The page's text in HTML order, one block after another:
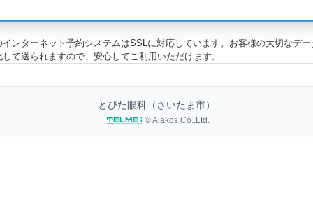
インターネット予約システムはSSLに対応しています。お客様の大切なデー
して送られますので、安心してご利用いただけます。
とびた眼科（さいたま市）
© Aiakos Co.,Ltd.